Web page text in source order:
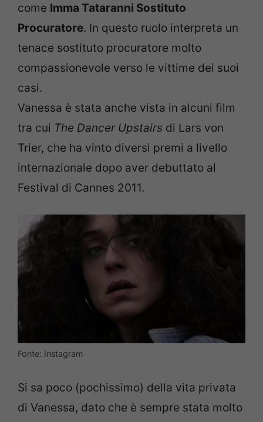
come Imma Tataranni Sostituto
Procuratore. In questo ruolo interpreta un
tenace sostituto procuratore molto
compassionevole verso le vittime dei suoi
casi.
Vanessa è stata anche vista in alcuni film
tra cui The Dancer Upstairs di Lars von
Trier, che ha vinto diversi premi a livello
internazionale dopo aver debuttato al
Festival di Cannes 2011.
Fonte: Instagram
Si sa poco (pochissimo) della vita privata
di Vanessa, dato che è sempre stata molto